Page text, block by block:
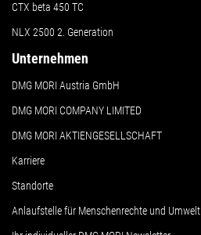
CTX beta 450 TC
NLX 2500 2. Generation
Unternehmen
DMG MORI Austria GmbH
DMG MORI COMPANY LIMITED
DMG MORI AKTIENGESELLSCHAFT
Karriere
Standorte
Anlaufstelle für Menschenrechte und Umwelt